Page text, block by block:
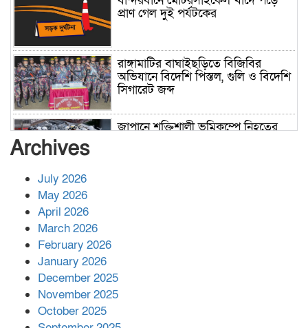
প্রাণ গেল দুই পর্যটকের
রাঙ্গামাটির বাঘাইছড়িতে বিজিবির
অভিযানে বিদেশি পিস্তল, গুলি ও বিদেশি
সিগারেট জব্দ
জাপানে শক্তিশালী ভূমিকম্পে নিহতের
Archives
July 2026
May 2026
April 2026
March 2026
February 2026
January 2026
December 2025
November 2025
October 2025